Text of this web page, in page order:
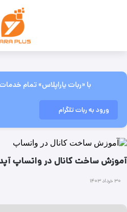
با «ربات یاراپلاس» تمام
ورود به ربات تلگرام
آموزش ساخت کانال در واتساپ آپدیت
۳۰ خرداد ۱۴۰۳